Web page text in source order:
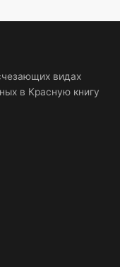
видах
в Красную книгу